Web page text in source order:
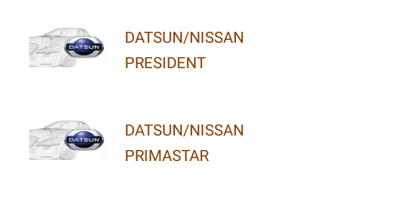
DATSUN/NISSAN
PRESIDENT
DATSUN/NISSAN
PRIMASTAR